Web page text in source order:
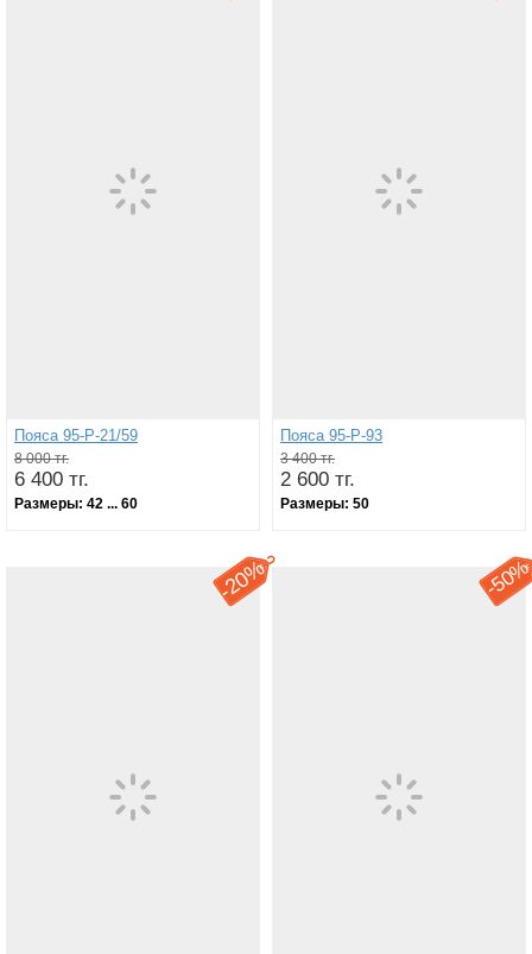
Пояса 95-Р-21/59
8 000 тг.
6 400 тг.
Размеры: 42 ... 60
Пояса 95-Р-93
3 400 тг.
2 600 тг.
Размеры: 50
-
20% -
50%